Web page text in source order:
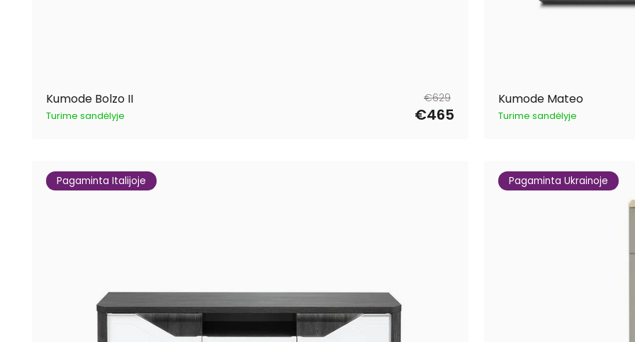
Kumode Bolzo II
Turime sandėlyje
Parastā
cena
€629
Pārdošanas
cena€465
Kumode Mateo
Turime sandėlyje
Pagaminta Italijoje Pagaminta Ukrainoje